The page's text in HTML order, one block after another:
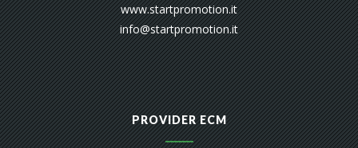
www.startpromotion.it
info@startpromotion.it
PROVIDER ECM